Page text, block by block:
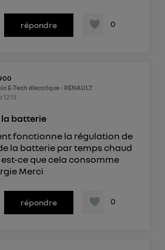
répondre 0
E-Tech électrique - RENAULT
12:13
batterie
fonctionne la régulation de
la batterie par temps chaud
ce que cela consomme
Merci
répondre 0